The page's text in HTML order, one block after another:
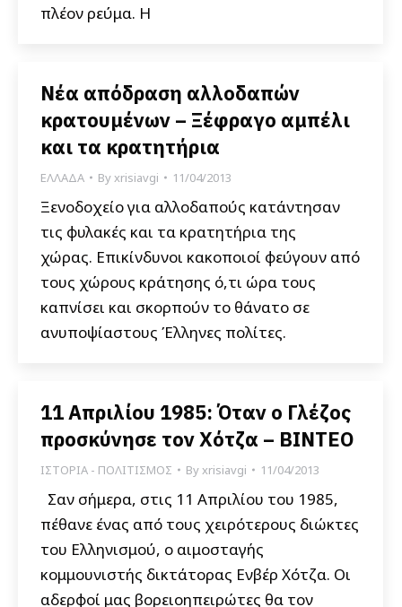
πλέον ρεύμα. Η
Νέα απόδραση αλλοδαπών
κρατουμένων – Ξέφραγο αμπέλι
και τα κρατητήρια
ΕΛΛΑΔΑ Byxrisiavgi 11/04/2013
Ξενοδοχείο για αλλοδαπούς κατάντησαν
τις φυλακές και τα κρατητήρια της
χώρας. Επικίνδυνοι κακοποιοί φεύγουν από
τους χώρους κράτησης ό,τι ώρα τους
καπνίσει και σκορπούν το θάνατο σε
ανυποψίαστους Έλληνες πολίτες.
11 Απριλίου 1985: Όταν ο Γλέζος
προσκύνησε τον Χότζα – ΒΙΝΤΕΟ
ΙΣΤΟΡΙΑ - ΠΟΛΙΤΙΣΜΟΣ Byxrisiavgi 11/04/2013
Σαν σήμερα, στις 11 Απριλίου του 1985,
πέθανε ένας από τους χειρότερους διώκτες
του Ελληνισμού, ο αιμοσταγής
κομμουνιστής δικτάτορας Ενβέρ Χότζα. Οι
αδερφοί μας βορειοηπειρώτες θα τον